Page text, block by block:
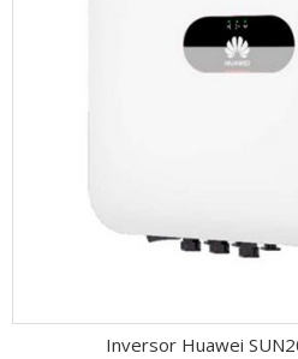
Inversor Huawei